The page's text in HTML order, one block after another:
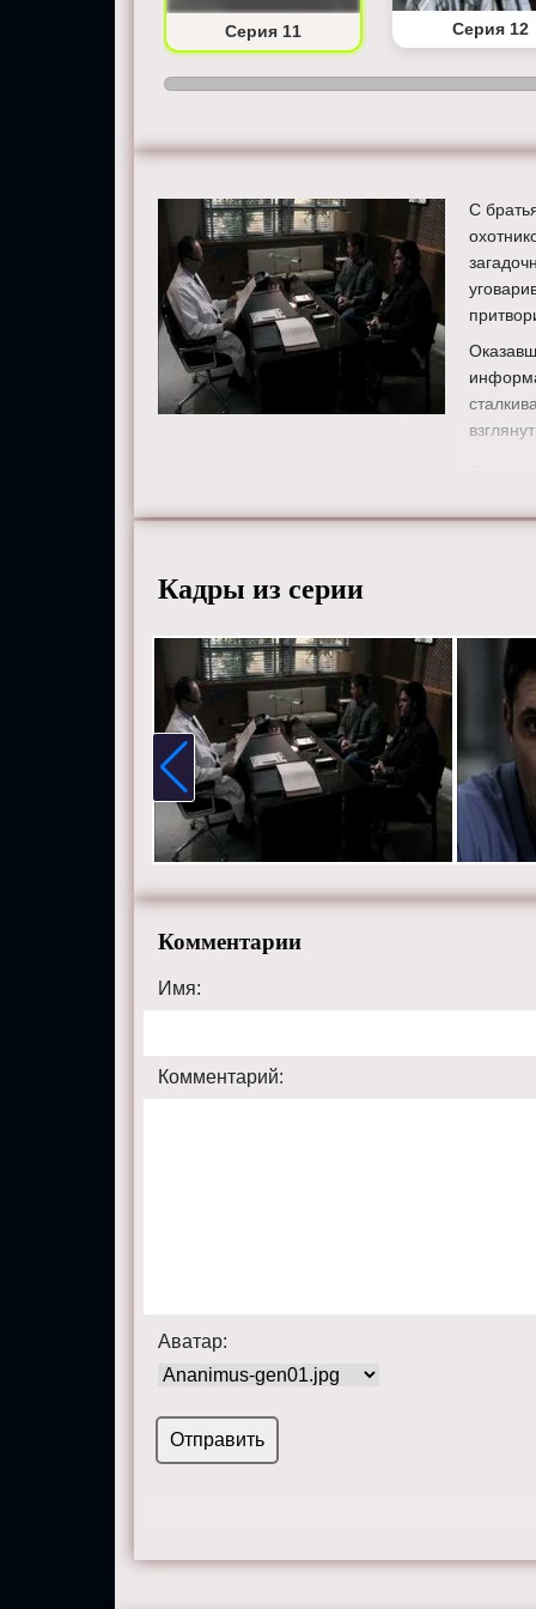
Серия 11 Серия 12
С
сайте
Кадры из серии
Комментарии
Имя:
Комментарий:
Аватар: